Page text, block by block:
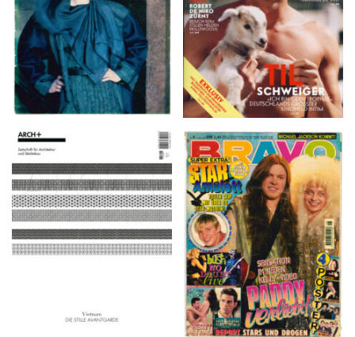
ARCH+ Nr. 226, Herbst
2016
BRAVO – Nr. 8, 13. Febr.
1997